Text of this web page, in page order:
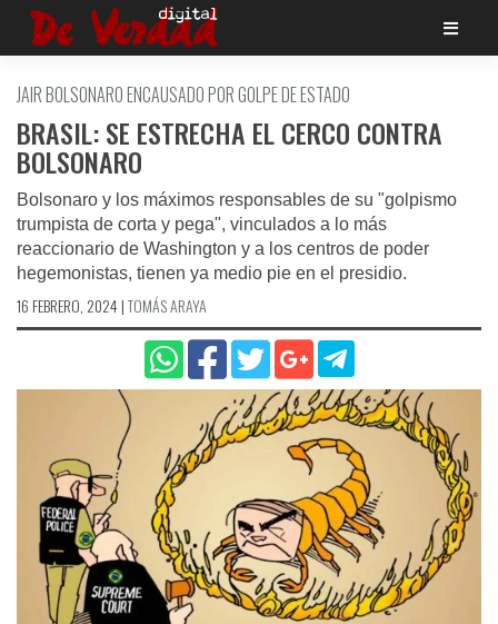
Saltar
JAIR BOLSONARO ENCAUSADO POR GOLPE DE ESTADO
BRASIL: SE ESTRECHA EL CERCO CONTRA
BOLSONARO
Bolsonaro y los máximos responsables de su "golpismo
trumpista de corta y pega", vinculados a lo más
reaccionario de Washington y a los centros de poder
hegemonistas, tienen ya medio pie en el presidio.
16 FEBRERO, 2024|TOMÁS ARAYA